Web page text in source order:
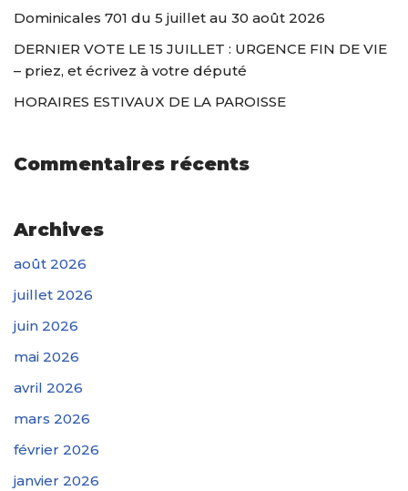
Dominicales 701 du 5 juillet au 30 août 2026
DERNIER VOTE LE 15 JUILLET : URGENCE FIN DE VIE
– priez, et écrivez à votre député
HORAIRES ESTIVAUX DE LA PAROISSE
Commentaires récents
Archives
août 2026
juillet 2026
juin 2026
mai 2026
avril 2026
mars 2026
février 2026
janvier 2026